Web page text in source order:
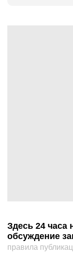
Здесь 24 часа
обсуждение
правила